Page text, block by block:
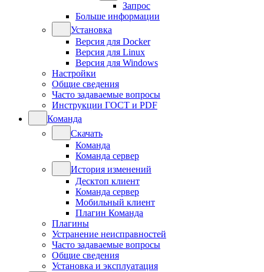
Запрос
Больше информации
Установка
Версия для Docker
Версия для Linux
Версия для Windows
Настройки
Общие сведения
Часто задаваемые вопросы
Инструкции ГОСТ и PDF
Команда
Скачать
Команда
Команда сервер
История изменений
Десктоп клиент
Команда сервер
Мобильный клиент
Плагин Команда
Плагины
Устранение неисправностей
Часто задаваемые вопросы
Общие сведения
Установка и эксплуатация